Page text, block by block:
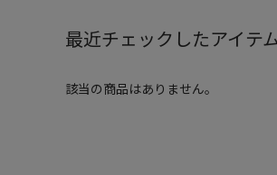
最近チェックしたアイテ
該当の商品はありません。